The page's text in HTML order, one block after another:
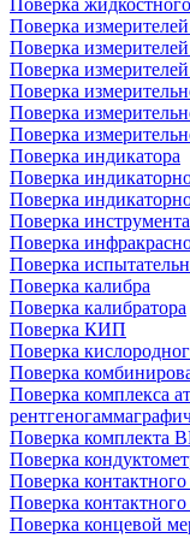
Поверка
Поверка
Поверка
Поверка
Поверка
Поверка
Поверка
Поверка индикатора
Поверка
Поверка
Поверка инструмента
Поверка
Поверка
Поверка калибра
Поверка калибратора
Поверка КИП
Поверка
Поверка
Поверка комплекса
Поверка комплекта
Поверка
Поверка
Поверка
Поверка концевой